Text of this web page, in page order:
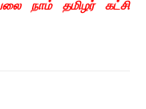
நாம் தமிழர் கட்சி